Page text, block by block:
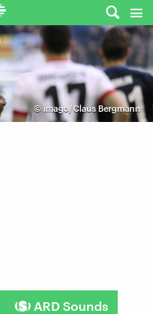
©imago/Claus Bergmann
ARD Sounds